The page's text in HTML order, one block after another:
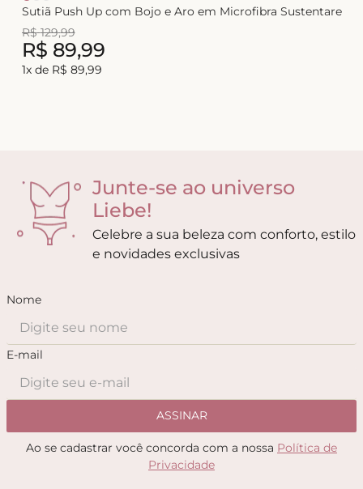
Sutiã Push Up com Bojo e Aro em Microfibra Sustentare
R$ 129,99
R$ 89,99
1x de R$ 89,99
Junte-se ao universo
Liebe!
Celebre a sua beleza com conforto, estilo
e novidades exclusivas
Nome
E-mail
ASSINAR
Ao se cadastrar você concorda com a nossa Política de
Privacidade